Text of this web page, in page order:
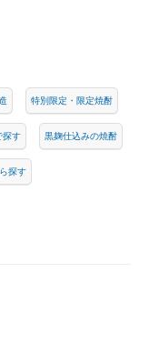
特別限定・限定焼酎
探す 黒麹仕込みの焼酎
探す